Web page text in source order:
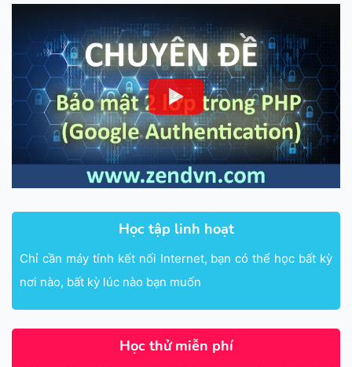
Học tập linh hoạt
Chỉ cần máy tính kết nối Internet, bạn có thể học bất kỳ
nơi nào, bất kỳ lúc nào bạn muốn
Học thử miễn phí